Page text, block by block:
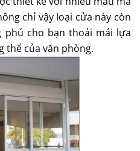
chỉ vậy loại cửa này còn
phú cho bạn thoải mái lựa
thể của văn phòng.